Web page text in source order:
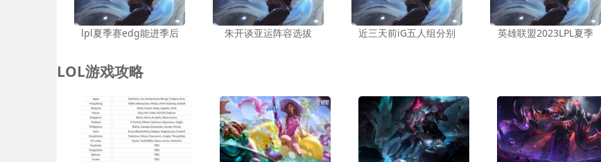
lpl夏季赛edg能进季后 朱开谈亚运阵容选拔 近三天前iG五人组分别 英雄联盟2023LPL夏季
LOL游戏攻略